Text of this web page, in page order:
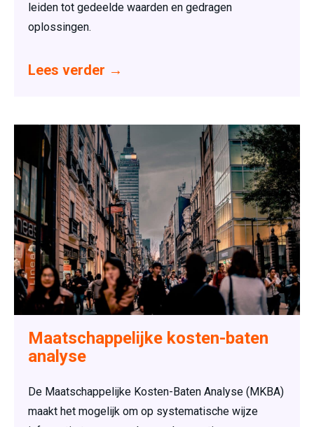
leiden tot gedeelde waarden en gedragen
oplossingen.
Lees verder →
Maatschappelijke kosten-baten
analyse
De Maatschappelijke Kosten-Baten Analyse (MKBA)
maakt het mogelijk om op systematische wijze